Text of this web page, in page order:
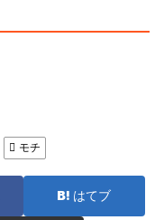
モチ
はてブ